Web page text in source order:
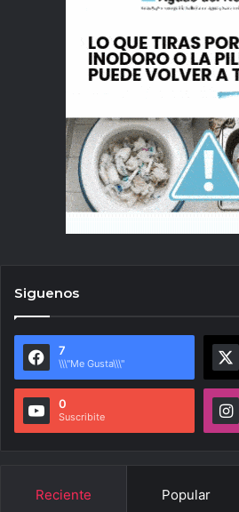
Siguenos
7
\\\"Me Gusta\\\"
0
Suscribite
Reciente Popular